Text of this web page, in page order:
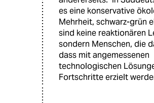
es eine konservative
Mehrheit, schwarz-grün
sind keine reaktionären
sondern Menschen, die
dass mit angemessenen
technologischen
Fortschritte erzielt